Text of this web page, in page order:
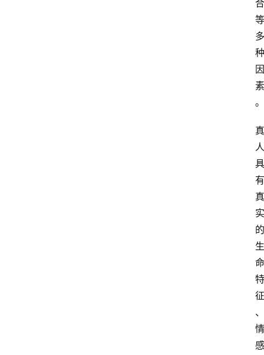
合
等
多
种
因
素
。
真
人
具
有
真
实
的
生
命
特
征
、
情
感